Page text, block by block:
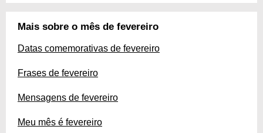
Mais sobre o mês de fevereiro
Datas comemorativas de fevereiro
Frases de fevereiro
Mensagens de fevereiro
Meu mês é fevereiro